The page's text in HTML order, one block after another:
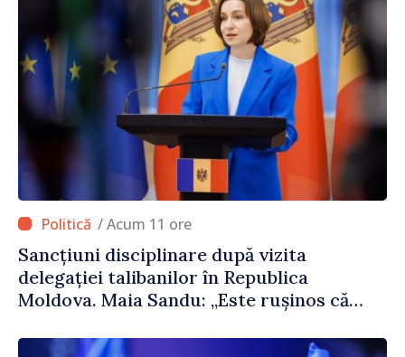
/ Acum 11 ore
Sancțiuni disciplinare după vizita
delegației talibanilor în Republica
Moldova. Maia Sandu: „Este rușinos că
politica statului”